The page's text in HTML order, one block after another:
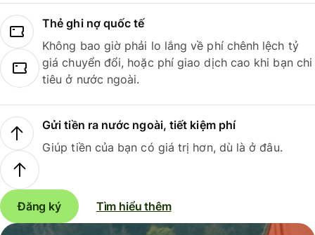
Thẻ ghi nợ quốc tế
Không bao giờ phải lo lắng về phí chênh lệch tỷ
giá chuyển đổi, hoặc phí giao dịch cao khi bạn chi
tiêu ở nước ngoài.
Gửi tiền ra nước ngoài, tiết kiệm phí
Giúp tiền của bạn có giá trị hơn, dù là ở đâu.
Đăng ký Tìm hiểu thêm